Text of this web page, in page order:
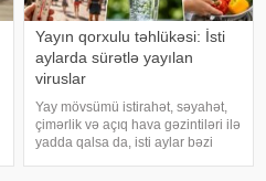
Yayın qorxulu təhlükəsi: İsti
aylarda sürətlə yayılan
viruslar
Yay mövsümü istirahət, səyahət,
çimərlik və açıq hava gəzintiləri ilə
yadda qalsa da, isti aylar bəzi